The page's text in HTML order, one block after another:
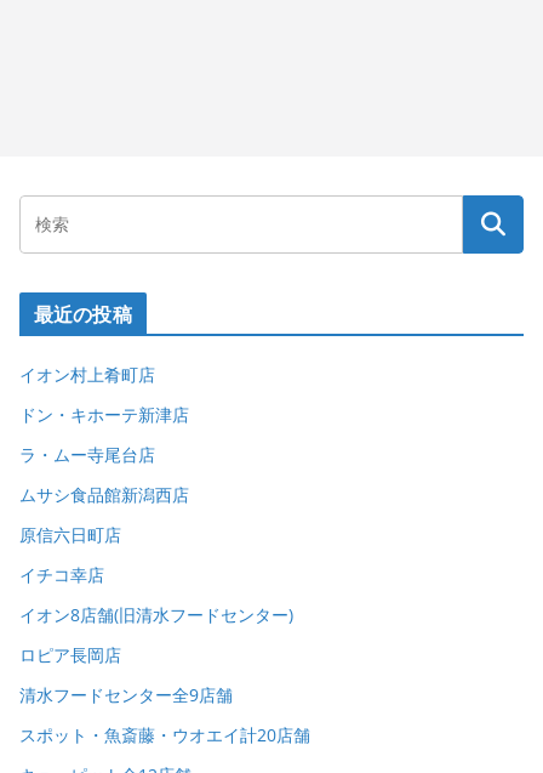
最近の投稿
イオン村上肴町店
ドン・キホーテ新津店
ラ・ムー寺尾台店
ムサシ食品館新潟西店
原信六日町店
イチコ幸店
イオン8店舗(旧清水フードセンター)
ロピア長岡店
清水フードセンター全9店舗
スポット・魚斎藤・ウオエイ計20店舗